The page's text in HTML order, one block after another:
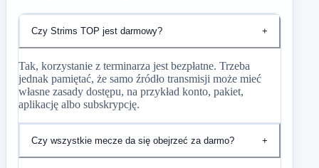
Czy Strims TOP jest darmowy? +
Tak, korzystanie z terminarza jest bezpłatne. Trzeba
jednak pamiętać, że samo źródło transmisji może mieć
własne zasady dostępu, na przykład konto, pakiet,
aplikację albo subskrypcję.
Czy wszystkie mecze da się obejrzeć za darmo? +